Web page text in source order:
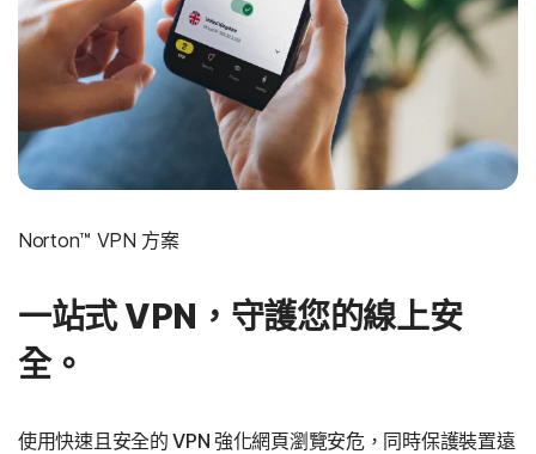
Norton™ VPN 方案
一站式 VPN，守護您的線上安
全。
使用快速且安全的 VPN 強化網頁瀏覽安危，同時保護裝置遠